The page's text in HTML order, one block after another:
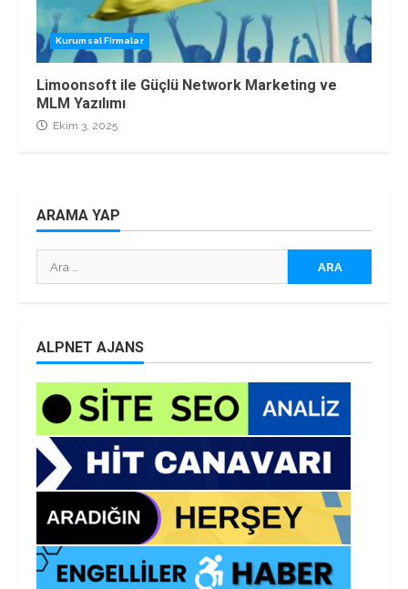
Kurumsal Firmalar
Limoonsoft ile Güçlü Network Marketing ve
MLM Yazılımı
Ekim 3, 2025
ARAMA YAP
Arama:
ALPNET AJANS